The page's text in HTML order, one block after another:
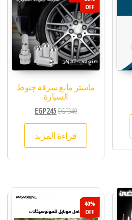
OFF
ماستر مانع سرقة جنوط
السيارة
EGP340
EGP245
قراءة المزيد
40%
OFF